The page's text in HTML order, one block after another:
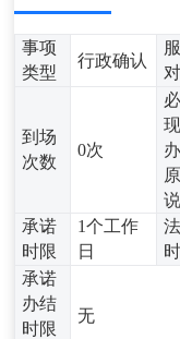
事项
类型
行政确认
到场
次数
0次
承诺
时限
1个工作
日
承诺
办结
时限
无